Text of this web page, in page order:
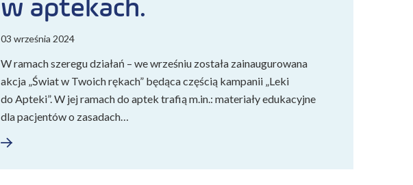
w aptekach.
03 września 2024
W ramach szeregu działań – we wrześniu została zainaugurowana
akcja „Świat w Twoich rękach” będąca częścią kampanii „Leki
do Apteki”. W jej ramach do aptek trafią m.in.: materiały edukacyjne
dla pacjentów o zasadach…